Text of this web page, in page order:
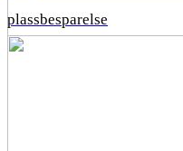
plassbesparelse